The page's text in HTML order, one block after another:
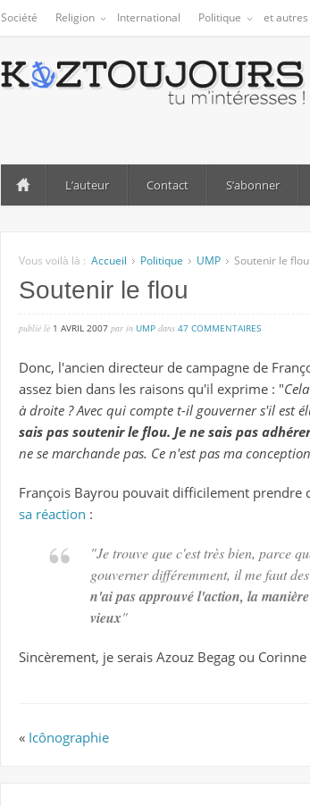
Société Religion International Politique et autres
L’auteur Contact S’abonner
Vous voilà là : Accueil Politique UMP Soutenir le flou
Soutenir le flou
publié lé 1 AVRIL 2007 par in UMP dans 47 COMMENTAIRESsur
le
flou
Donc, l'ancien directeur de campagne de
assez bien dans les raisons qu'il exprime : "
à droite ? Avec qui compte t-il gouverner s'il est
sais pas soutenir le flou. Je ne sais pas
ne se marchande pas. Ce n'est pas ma
François Bayrou pouvait difficilement prendre
sa réaction :
"Je trouve que c'est très bien, parce
gouverner différemment, il me faut
n'ai pas approuvé l'action, la
vieux"
Sincèrement, je serais Azouz Begag ou
« Icônographie